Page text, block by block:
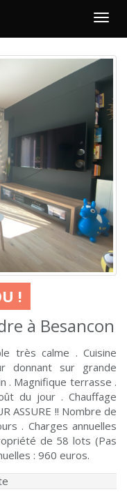
!
à Besancon
très calme . Cuisine
donnant sur grande
. Magnifique terrasse .
du jour . Chauffage
ASSURE !! Nombre de
. Charges annuelles
de 58 lots (Pas
: 960 euros.